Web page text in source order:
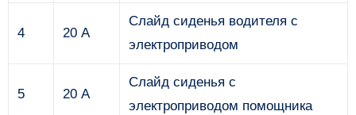
4 20 А
Слайд сиденья водителя с
электроприводом
5 20 А
Слайд сиденья с
электроприводом помощника